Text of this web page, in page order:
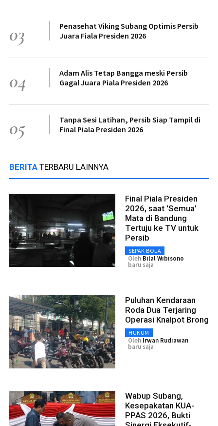
03
Penasehat Viking Subang Optimis Persib
Juara Fiala Presiden 2026
04
Adam Alis Tetap Bangga meski Persib
Gagal Juara Piala Presiden 2026
05
Tanpa Sesi Latihan, Persib Siap Tampil di
Final Piala Presiden 2026
BERITA TERBARU LAINNYA
Final Piala Presiden
2026, saat 'Semua'
Mata di Bandung
Tertuju ke TV untuk
Persib
SEPAK BOLA
Oleh Bilal Wibisono
baru saja
Puluhan Kendaraan
Roda Dua Terjaring
Operasi Knalpot Brong
HUKUM
Oleh Irwan Rudiawan
baru saja
Wabup Subang,
Kesepakatan KUA-
PPAS 2026, Bukti